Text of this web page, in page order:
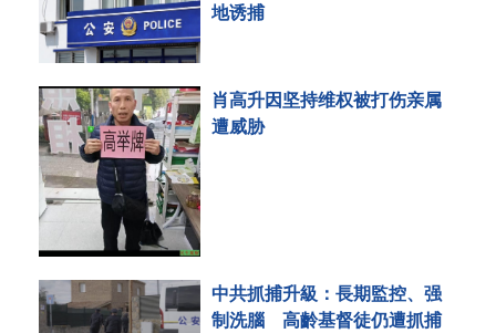
地诱捕
肖高升因坚持维权被打伤亲属
遭威胁
中共抓捕升級：長期監控、强
制洗腦 高齡基督徒仍遭抓捕